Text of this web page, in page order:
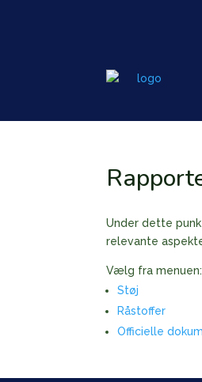
Under dette
relevante
Vælg fra menuen:
Støj
Råstoffer
Officielle